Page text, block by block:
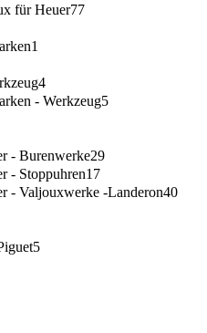
für Heuer77
1
4
- Werkzeug5
- Burenwerke29
- Stoppuhren17
- Valjouxwerke -Landeron40
5